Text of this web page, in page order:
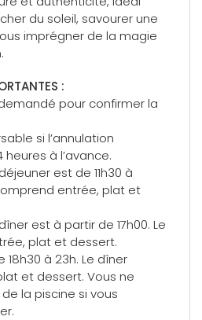
du soleil, savourer une
imprégner de la magie
:
pour confirmer la
si l’annulation
à l’avance.
est de 11h30 à
entrée, plat et
est à partir de 17h00. Le
plat et dessert.
à 23h. Le dîner
et dessert. Vous ne
la piscine si vous